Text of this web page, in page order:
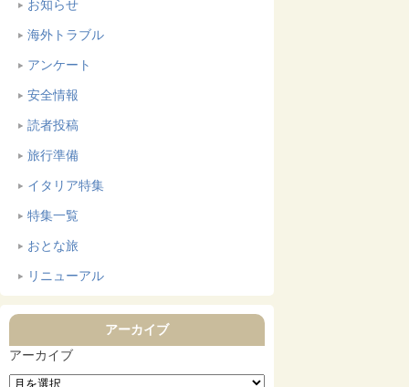
お知らせ
海外トラブル
アンケート
安全情報
読者投稿
旅行準備
イタリア特集
特集一覧
おとな旅
リニューアル
アーカイブ
アーカイブ